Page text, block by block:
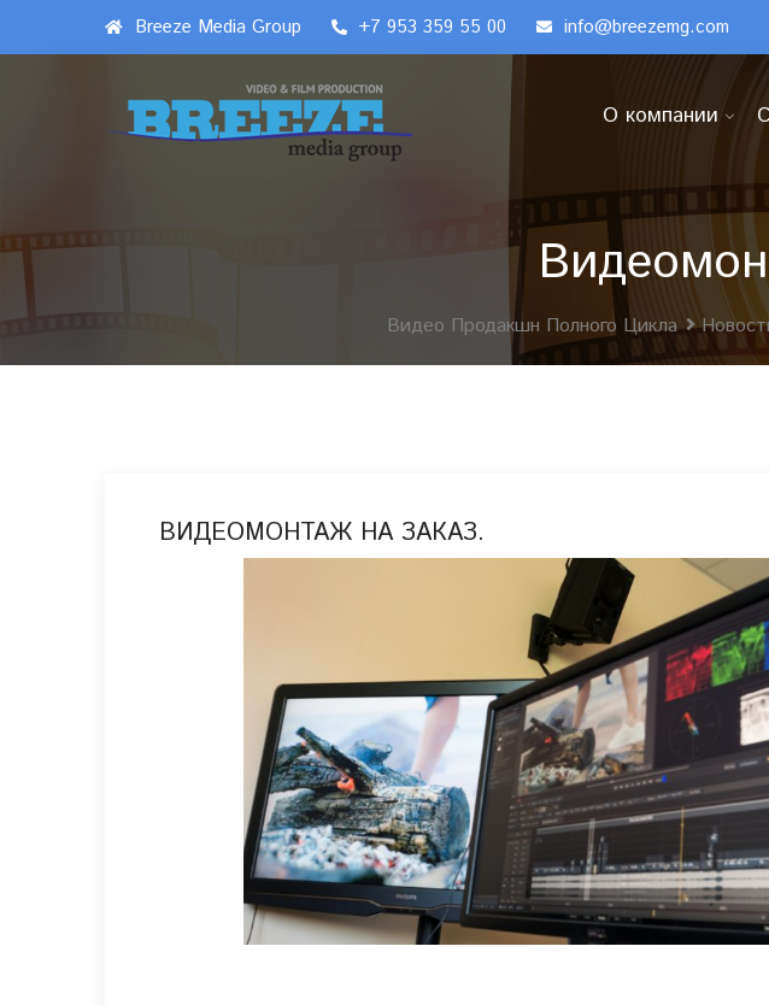
Breeze Media Group +7 953 359 55 00 info@breezemg.com
О компании
Видео Продакшн Полного Цикла
ВИДЕОМОНТАЖ НА ЗАКАЗ.